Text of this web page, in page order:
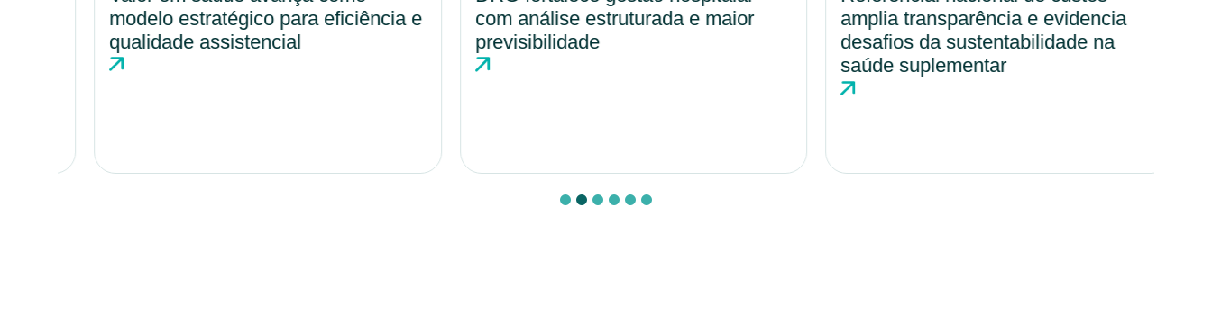
modelo estratégico para eficiência e
qualidade assistencial
com análise estruturada e maior
previsibilidade
amplia transparência e evidencia
desafios da sustentabilidade na
saúde suplementar